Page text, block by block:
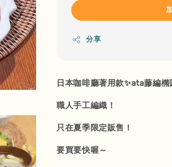
分享
日本咖啡廳著用款✨ata藤編橢
職人手工編織！
只在夏季限定販售！
要買要快喔～